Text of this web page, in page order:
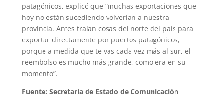
patagónicos, explicó que “muchas exportaciones que
hoy no están sucediendo volverían a nuestra
provincia. Antes traían cosas del norte del país para
exportar directamente por puertos patagónicos,
porque a medida que te vas cada vez más al sur, el
reembolso es mucho más grande, como era en su
momento”.
Fuente: Secretaria de Estado de Comunicación